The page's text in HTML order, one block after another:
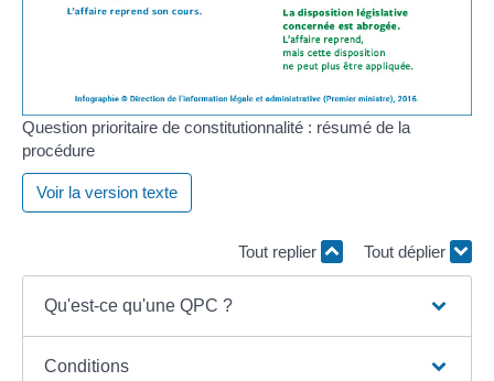
Question prioritaire de constitutionnalité : résumé de la
procédure
Voir la version texte
Tout replier Tout déplier
Qu'est-ce qu'une QPC ?
Conditions